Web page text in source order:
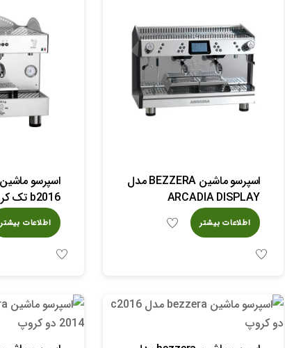
اسپرسو ماشین BEZZERA مدل
ARCADIA DISPLAY
اطلاعات بیشتر
b2016 تک کروپ
اطلاعات بیشتر